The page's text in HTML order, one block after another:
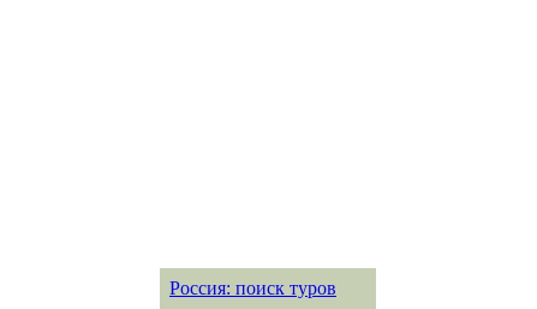
Россия: поиск туров